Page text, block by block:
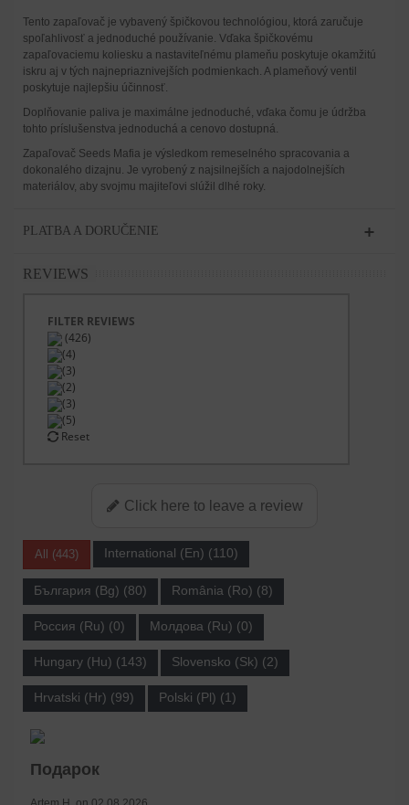
Tento zapaľovač je vybavený špičkovou technológiou, ktorá zaručuje
spoľahlivosť a jednoduché používanie. Vďaka špičkovému
zapaľovaciemu koliesku a nastaviteľnému plameňu poskytuje okamžitú
iskru aj v tých najnepriaznivejších podmienkach. A plameňový ventil
poskytuje najlepšiu účinnosť.
Doplňovanie paliva je maximálne jednoduché, vďaka čomu je údržba
tohto príslušenstva jednoduchá a cenovo dostupná.
Zapaľovač Seeds Mafia je výsledkom remeselného spracovania a
dokonalého dizajnu. Je vyrobený z najsilnejších a najodolnejších
materiálov, aby svojmu majiteľovi slúžil dlhé roky.
PLATBA A DORUČENIE
REVIEWS
FILTER REVIEWS
(426)
(4)
(3)
(2)
(3)
(5)
Reset
Click here to leave a review
All (443) International (En) (110)
България (Bg) (80) România (Ro) (8)
Россия (Ru) (0) Молдова (Ru) (0)
Hungary (Hu) (143) Slovensko (Sk) (2)
Hrvatski (Hr) (99) Polski (Pl) (1)
Подарок